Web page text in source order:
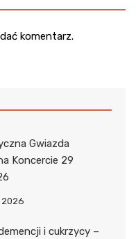
komentarz.
Gwiazda
Koncercie 29
i cukrzycy –